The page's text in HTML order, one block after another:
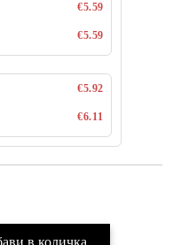
€5.59
€5.59
€5.92
€6.11